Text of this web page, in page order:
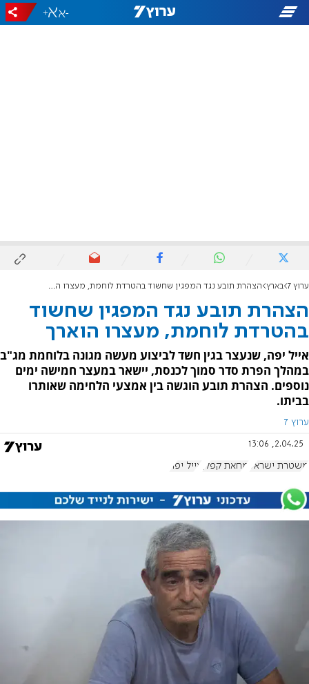
-
+
ערוץ 7 בארץ הצהרת תובע נגד המפגין שחשוד בהטרדת לוחמת, מעצרו הוארך
הצהרת תובע נגד המפגין שחשוד
בהטרדת לוחמת, מעצרו הוארך
אייל יפה, שנעצר בגין חשד לביצוע מעשה מגונה בלוחמת מג"ב
במהלך הפרת סדר סמוך לכנסת, יישאר במעצר חמישה ימים
נוספים. הצהרת תובע הוגשה בין אמצעי הלחימה שאותרו
בביתו.
ערוץ 7
2.04.25, 13:06
משטרת ישראל מחאת קפלן אייל יפה